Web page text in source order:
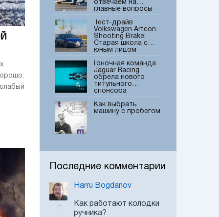
отвечаем на
главные вопросы
Тест-драйв
Volkswagen Arteon
Shooting Brake:
Старая школа с
юным лицом
Гоночная команда
Jaguar Racing
обрела нового
титульного
спонсора
Как выбрать
машину с пробегом
новое моторное
автомобилей
Представлен
Mercedes-AMG GT
4-Door Coupe
Последние комментарии
Harru Bogdanov
Как работают колодки
ручника?